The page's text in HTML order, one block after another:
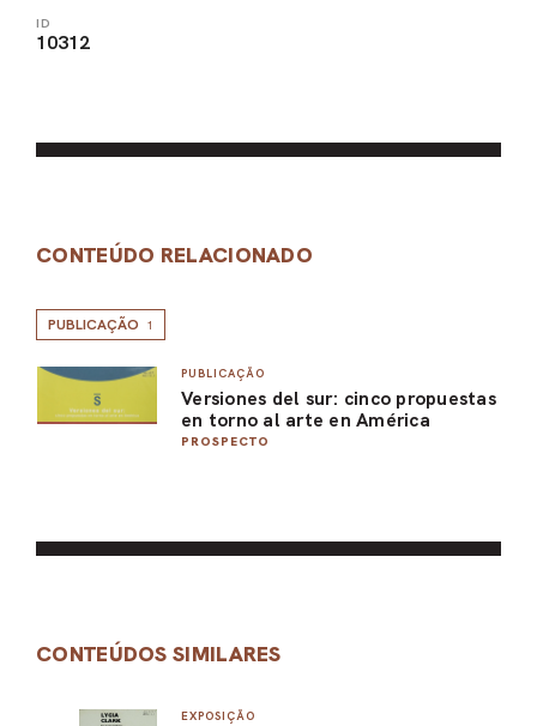
ID
10312
CONTEÚDO RELACIONADO
PUBLICAÇÃO 1
PUBLICAÇÃO
Versiones del sur: cinco propuestas
en torno al arte en América
PROSPECTO
CONTEÚDOS SIMILARES
EXPOSIÇÃO